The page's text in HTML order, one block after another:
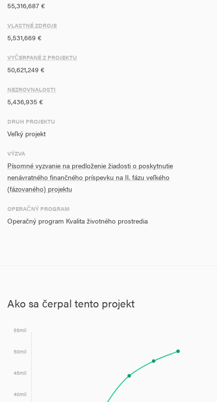
55,316,687 €
VLASTNÉ ZDROJE
5,531,669 €
VYČERPANÉ Z PROJEKTU
50,621,249 €
NEZROVNALOSTI
5,436,935 €
DRUH PROJEKTU
Veľký projekt
VÝZVA
Písomné vyzvanie na predloženie žiadosti o poskytnutie
nenávratného finančného príspevku na II. fázu veľkého
(fázovaného) projektu
OPERAČNÝ PROGRAM
Operačný program Kvalita životného prostredia
Ako sa čerpal tento projekt
40mil
45mil
50mil
55mil